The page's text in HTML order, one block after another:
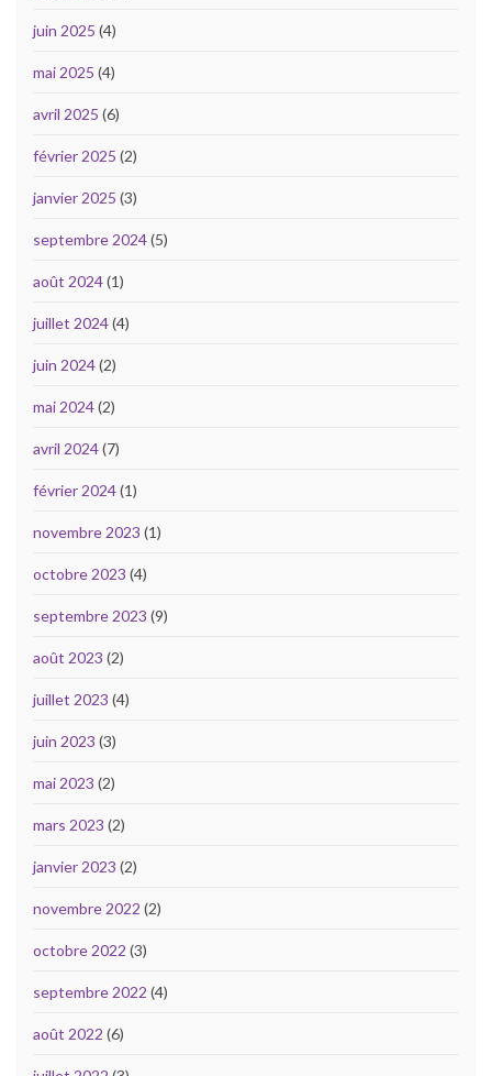
juin 2025 (4)
mai 2025 (4)
avril 2025 (6)
février 2025 (2)
janvier 2025 (3)
septembre 2024(5)
août 2024(1)
juillet 2024(4)
juin 2024(2)
mai 2024(2)
avril 2024(7)
février 2024(1)
novembre 2023 (1)
octobre 2023 (4)
septembre 2023 (9)
août 2023 (2)
juillet 2023 (4)
juin 2023 (3)
mai 2023 (2)
mars 2023 (2)
janvier 2023 (2)
novembre 2022 (2)
octobre 2022 (3)
septembre 2022 (4)
août 2022 (6)